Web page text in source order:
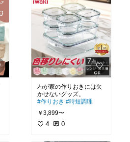
わが家の作りおきには欠
#作りおき #時短調理
￥3,899〜
4 0